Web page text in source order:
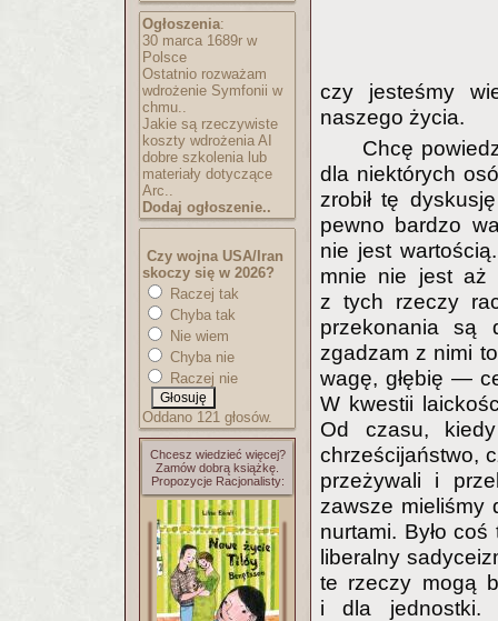
Ogłoszenia:
30 marca 1689r w
Polsce
Ostatnio rozważam
wdrożenie Symfonii w
chmu..
Jakie są rzeczywiste
koszty wdrożenia AI
dobre szkolenia lub
materiały dotyczące
Arc..
Dodaj ogłoszenie..
Czy wojna USA/Iran
skoczy się w 2026?
Raczej tak
Chyba tak
Nie wiem
Chyba nie
Raczej nie
Oddano 121 głosów.
Chcesz wiedzieć więcej?
Zamów dobrą książkę.
Propozycje Racjonalisty:
czy jesteśmy
naszego życia.
Chcę
dla niektórych
zrobił tę
pewno bardzo
nie jest
mnie nie jest aż
z tych rzeczy
przekonania są
zgadzam z nimi
wagę, głębię —
W kwestii
Od czasu,
chrześcijaństwo,
przeżywali i
zawsze mieliśmy
nurtami. Było
liberalny
te rzeczy mogą
i dla jednostki.